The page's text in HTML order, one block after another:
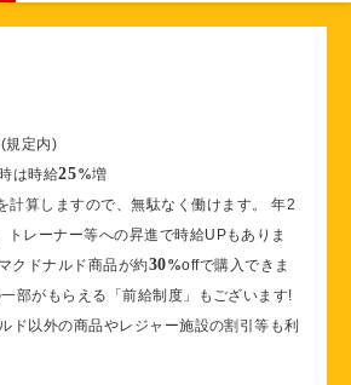
(規定内)
は時給25%増
計算しますので、無駄なく働けます。 年2
トレーナー等への昇進で時給UPもありま
クドナルド商品が約30%offで購入できま
部がもらえる「前給制度」もございます!
ド以外の商品やレジャー施設の割引等も利